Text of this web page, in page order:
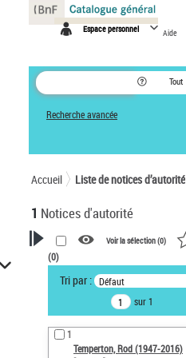
Espace personnel Aide
Tout
Recherche avancée
Accueil Liste de notices d’autorité
1 Notices d'autorité
VOTRE RECHERCHE
Recherche avancée dans les
notices d’autorité
Œuvres liées à l'auteur :
Temperton, Rod (1947-2016)
Voir la sélection (0)
(0)
Tri par : Défaut
sur 1
1
Temperton, Rod (1947-2016)
Panneau de gestion des cookies